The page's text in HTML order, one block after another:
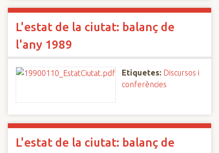
L'estat de la ciutat: balanç de
l'any 1989
Etiquetes: Discursos i
conferències
L'estat de la ciutat: balanç de